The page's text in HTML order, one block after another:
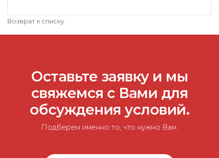
Возврат к списку
Оставьте заявку и мы
свяжемся с Вами для
обсуждения условий.
Подберем именно то, что нужно Вам.